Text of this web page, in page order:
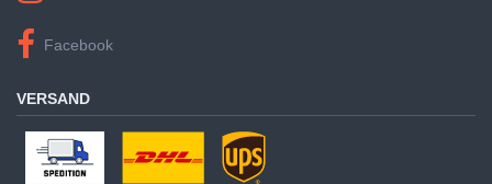
Facebook
VERSAND